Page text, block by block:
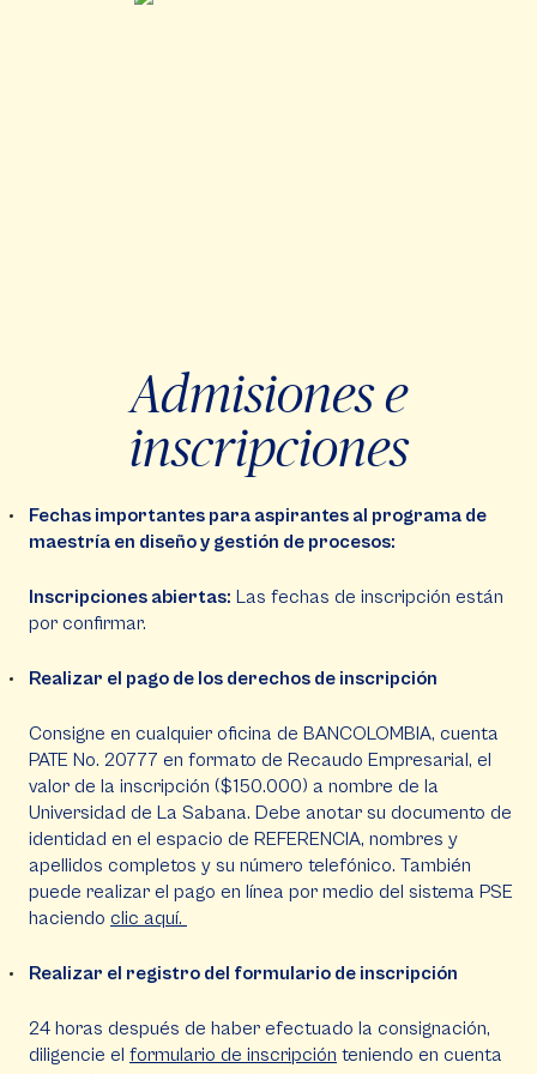
Admisiones e
inscripciones
Fechas importantes para aspirantes al programa de
maestría en diseño y gestión de procesos:
Inscripciones abiertas: Las fechas de inscripción están
por confirmar.
Realizar el pago de los derechos de inscripción
Consigne en cualquier oficina de BANCOLOMBIA, cuenta
PATE No. 20777 en formato de Recaudo Empresarial, el
valor de la inscripción ($150.000) a nombre de la
Universidad de La Sabana. Debe anotar su documento de
identidad en el espacio de REFERENCIA, nombres y
apellidos completos y su número telefónico. También
puede realizar el pago en línea por medio del sistema PSE
haciendo clic aquí.
Realizar el registro del formulario de inscripción
24 horas después de haber efectuado la consignación,
diligencie el formulario de inscripción teniendo en cuenta